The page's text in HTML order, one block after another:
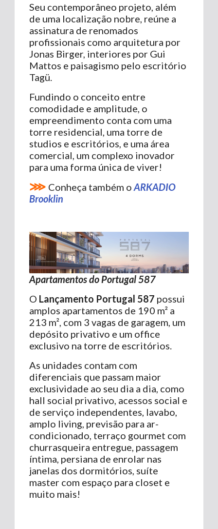
Seu contemporâneo projeto, além
de uma localização nobre, reúne a
assinatura de renomados
profissionais como arquitetura por
Jonas Birger, interiores por Gui
Mattos e paisagismo pelo escritório
Tagü.
Fundindo o conceito entre
comodidade e amplitude, o
empreendimento conta com uma
torre residencial, uma torre de
studios e escritórios, e uma área
comercial, um complexo inovador
para uma forma única de viver!
⋙ Conheça também o ARKADIO
Brooklin
Apartamentos do Portugal 587
O Lançamento Portugal 587 possui
amplos apartamentos de 190 m² a
213 m², com 3 vagas de garagem, um
depósito privativo e um office
exclusivo na torre de escritórios.
As unidades contam com
diferenciais que passam maior
exclusividade ao seu dia a dia, como
hall social privativo, acessos social e
de serviço independentes, lavabo,
amplo living, previsão para ar-
condicionado, terraço gourmet com
churrasqueira entregue, passagem
íntima, persiana de enrolar nas
janelas dos dormitórios, suíte
master com espaço para closet e
muito mais!